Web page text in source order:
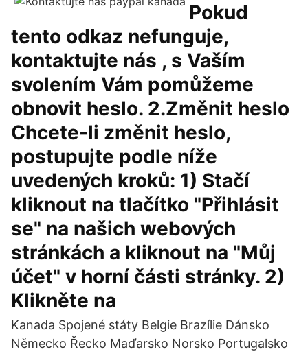
Pokud
tento odkaz nefunguje,
kontaktujte nás , s Vaším
svolením Vám pomůžeme
obnovit heslo. 2.Změnit heslo
Chcete-li změnit heslo,
postupujte podle níže
uvedených kroků: 1) Stačí
kliknout na tlačítko "Přihlásit
se" na našich webových
stránkách a kliknout na "Můj
účet" v horní části stránky. 2)
Klikněte na
Kanada Spojené státy Belgie Brazílie Dánsko
Německo Řecko Maďarsko Norsko Portugalsko